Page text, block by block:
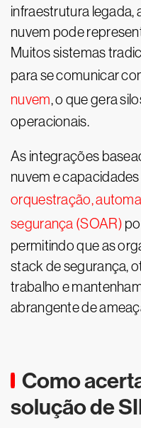
infraestrutura legada,
nuvem pode
Muitos sistemas
para se comunicar
nuvem, o que gera
operacionais.
As integrações
nuvem e
orquestração,
segurança (SOAR)
permitindo que as
stack de segurança,
trabalho e
abrangente de
Como
solução de